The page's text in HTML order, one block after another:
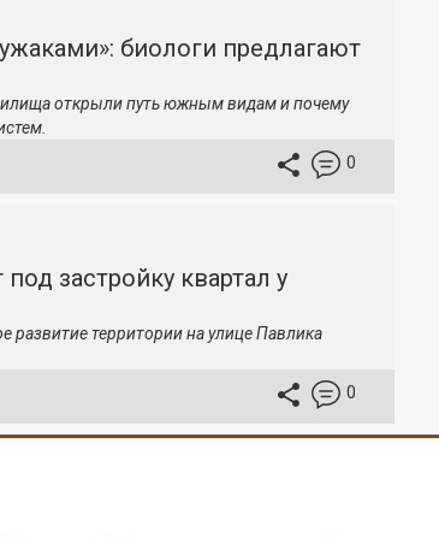
биологи предлагают
открыли путь южным видам и почему
0
застройку квартал у
развитие территории на улице Павлика
0